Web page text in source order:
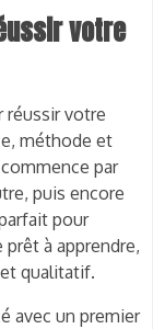
votre
réussir votre
méthode et
par
puis encore
pour
à apprendre,
qualitatif.
avec un premier